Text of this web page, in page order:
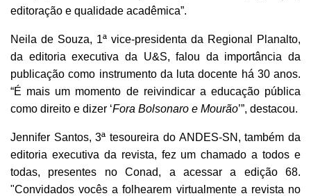
editoração e qualidade acadêmica”.
Neila de Souza, 1ª vice-presidenta da Regional Planalto,
da editoria executiva da U&S, falou da importância da
publicação como instrumento da luta docente há 30 anos.
“É mais um momento de reivindicar a educação pública
como direito e dizer ‘Fora Bolsonaro e Mourão’”, destacou.
Jennifer Santos, 3ª tesoureira do ANDES-SN, também da
editoria executiva da revista, fez um chamado a todos e
todas, presentes no Conad, a acessar a edição 68.
"Convidados vocês a folhearem virtualmente a revista no